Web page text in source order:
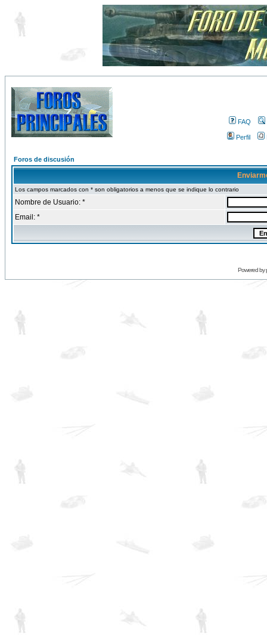
FAQ
Perfil
Foros de discusión
Los campos marcados con * son obligatorios a menos que se indique lo contrario
Nombre de Usuario: *
Email: *
Powered by